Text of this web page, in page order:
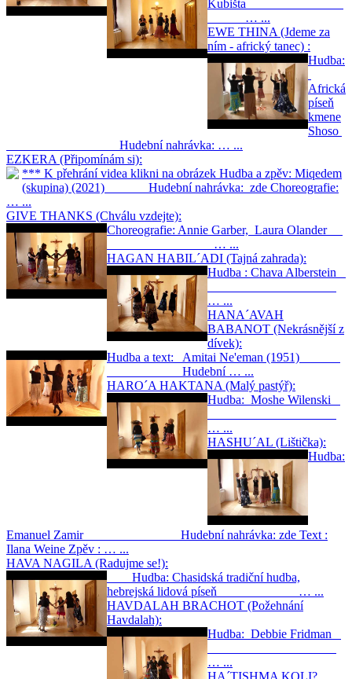
Kubišta
… ...
EWE THINA (Jdeme za
ním - africký tanec) :
Hudba:
Africká
píseň
kmene
Shoso
Hudební nahrávka: … ...
EZKERA (Připomínám si):
*** K přehrání videa klikni na obrázek Hudba a zpěv: Miqedem
(skupina) (2021) Hudební nahrávka: zde Choreografie:
… ...
GIVE THANKS (Chválu vzdejte):
Choreografie: Annie Garber, Laura Olander
… ...
HAGAN HABIL´ADI (Tajná zahrada):
Hudba : Chava Alberstein
… ...
HANA´AVAH
BABANOT (Nekrásnější z
dívek):
Hudba a text: Amitai Ne'eman (1951)
Hudební … ...
HARO´A HAKTANA (Malý pastýř):
Hudba: Moshe Wilenski
… ...
HASHU´AL (Lištička):
Hudba:
Emanuel Zamir Hudební nahrávka: zde Text :
Ilana Weine Zpěv : … ...
HAVA NAGILA (Radujme se!):
Hudba: Chasidská tradiční hudba,
hebrejská lidová píseň … ...
HAVDALAH BRACHOT (Požehnání
Havdalah):
Hudba: Debbie Fridman
… ...